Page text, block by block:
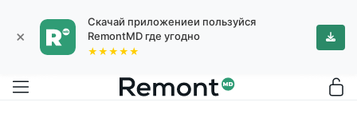
×
Скачай приложениеи пользуйся
RemontMD где угодно
★★★★★